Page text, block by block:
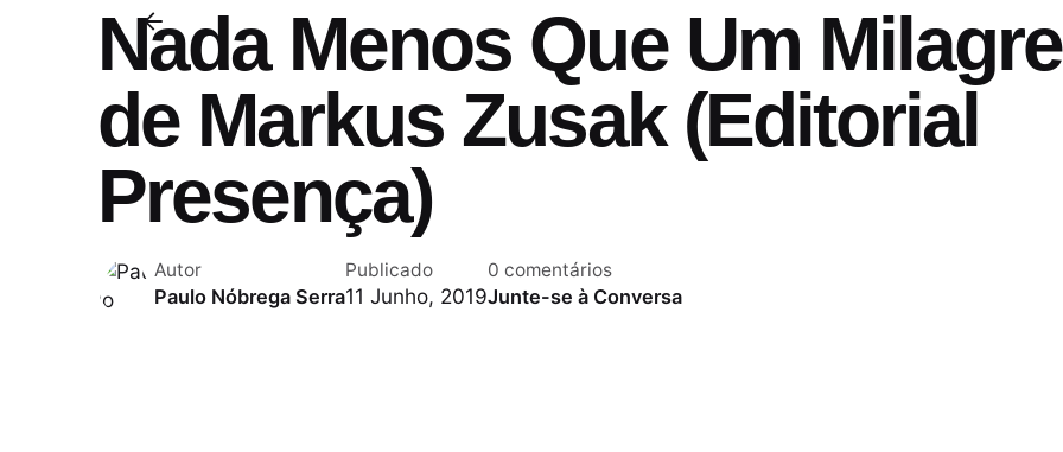
Nada Menos Que Um
de Markus Zusak (Editorial
Presença)
Autor
Paulo Nóbrega Serra
Publicado
11 Junho, 2019
0 comentários
Junte-se à Conversa